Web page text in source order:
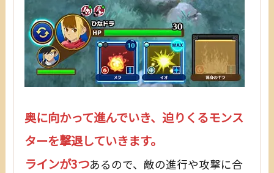
奥に向かって進んでいき、迫りくるモンス
ターを撃退していきます。
ラインが3つあるので、敵の進行や攻撃に合